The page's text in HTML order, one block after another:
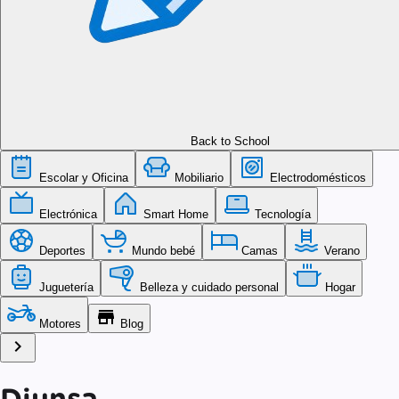
Back to School
Escolar y Oficina Mobiliario Electrodomésticos
Electrónica Smart Home Tecnología
Deportes Mundo bebé Camas Verano
Juguetería Belleza y cuidado personal Hogar
Motores store Blog
chevron_right